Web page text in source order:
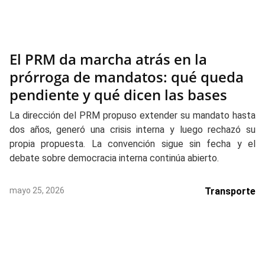
El PRM da marcha atrás en la
prórroga de mandatos: qué queda
pendiente y qué dicen las bases
La dirección del PRM propuso extender su mandato hasta
dos años, generó una crisis interna y luego rechazó su
propia propuesta. La convención sigue sin fecha y el
debate sobre democracia interna continúa abierto.
mayo 25, 2026 Transporte